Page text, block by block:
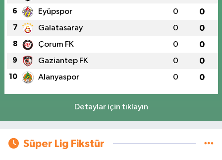
6 Eyüpspor 0 0
7 Galatasaray 0 0
8 Çorum FK 0 0
9 Gaziantep FK 0 0
10 Alanyaspor 0 0
Detaylar için tıklayın
Süper Lig Fikstür